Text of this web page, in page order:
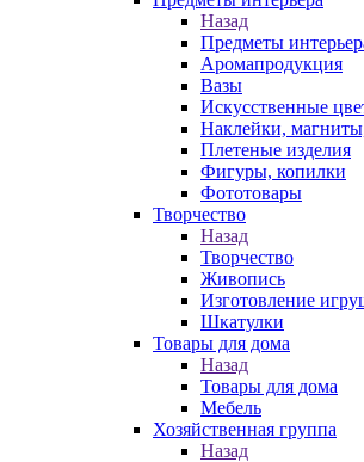
Назад
Предметы
Аромапродукция
Вазы
Искусственные
Наклейки,
Плетеные изделия
Фигуры, копилки
Фототовары
Творчество
Назад
Творчество
Живопись
Изготовление
Шкатулки
Товары для дома
Назад
Товары для дома
Мебель
Хозяйственная группа
Назад